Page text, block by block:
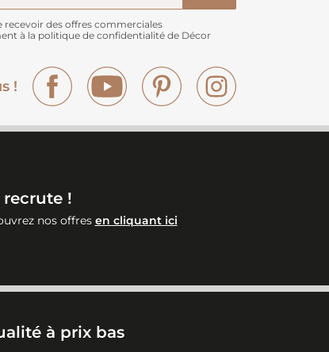
recevoir des offres commerciales
à la politique de confidentialité de Décor
!
Facebook YouTube Pinterest
recrute !
nos offres en cliquant ici
à prix bas